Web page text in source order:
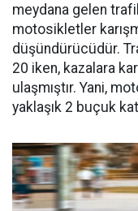
meydana gelen
motosikletler
düşündürücüdür.
20 iken, kazalara
ulaşmıştır. Yani,
yaklaşık 2 buçuk